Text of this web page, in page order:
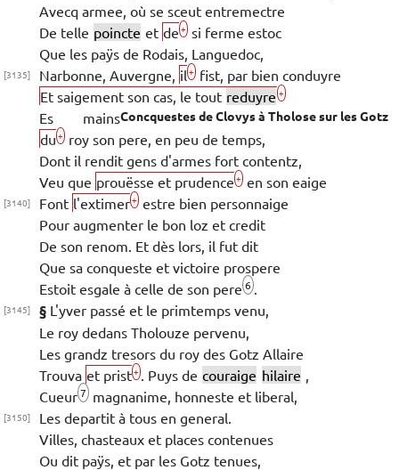
Avecq armee, où se sceut entremectre
De telle poincte et de + si ferme estoc
Que les paÿs de Rodais Languedoc
[3135] Narbonne Auvergne il + fist, par bien conduyre
Et saigement son cas, le tout reduyre +
Concquestes deClovysà Tholosesur les Gotz
Es mains
du + roy son pere, en peu de temps,
Dont il rendit gens d'armes fort contentz,
Veu que prouësse et prudence + en son eaige
[3140] Font l'extimer+ estre bien personnaige
Pour augmenter le bon loz et credit
De son renom. Et dès lors, il fut dit
Que sa conqueste et victoire prospere
Estoit esgale à celle de son pere 6
[3145] § L'yver passé et le primtemps venu,
Le roy dedans Tholouze pervenu,
Les grandz tresors du roy des Gotz Allaire
Trouva et prist+ . Puys de couraige hilaire
Cueur7 magnanime, honneste et liberal,
[3150]
Les departit à tous en general.
Villes, chasteaux et places contenues
Ou dit paÿs, et par les Gotz tenues,